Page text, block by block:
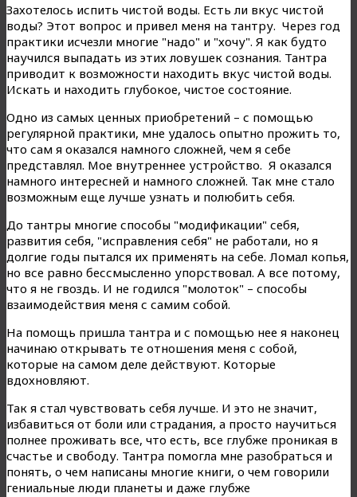
Захотелось испить чистой воды. Есть ли вкус чистой
воды? Этот вопрос и привел меня на тантру. Через год
практики исчезли многие "надо" и "хочу". Я как будто
научился выпадать из этих ловушек сознания. Тантра
приводит к возможности находить вкус чистой воды.
Искать и находить глубокое, чистое состояние.
Одно из самых ценных приобретений – с помощью
регулярной практики, мне удалось опытно прожить то,
что сам я оказался намного сложней, чем я себе
представлял. Мое внутреннее устройство. Я оказался
намного интересней и намного сложней. Так мне стало
возможным еще лучше узнать и полюбить себя.
До тантры многие способы "модификации" себя,
развития себя, "исправления себя" не работали, но я
долгие годы пытался их применять на себе. Ломал копья,
но все равно бессмысленно упорствовал. А все потому,
что я не гвоздь. И не годился "молоток" – способы
взаимодействия меня с самим собой.
На помощь пришла тантра и с помощью нее я наконец
начинаю открывать те отношения меня с собой,
которые на самом деле действуют. Которые
вдохновляют.
Так я стал чувствовать себя лучше. И это не значит,
избавиться от боли или страдания, а просто научиться
полнее проживать все, что есть, все глубже проникая в
счастье и свободу. Тантра помогла мне разобраться и
понять, о чем написаны многие книги, о чем говорили
гениальные люди планеты и даже глубже